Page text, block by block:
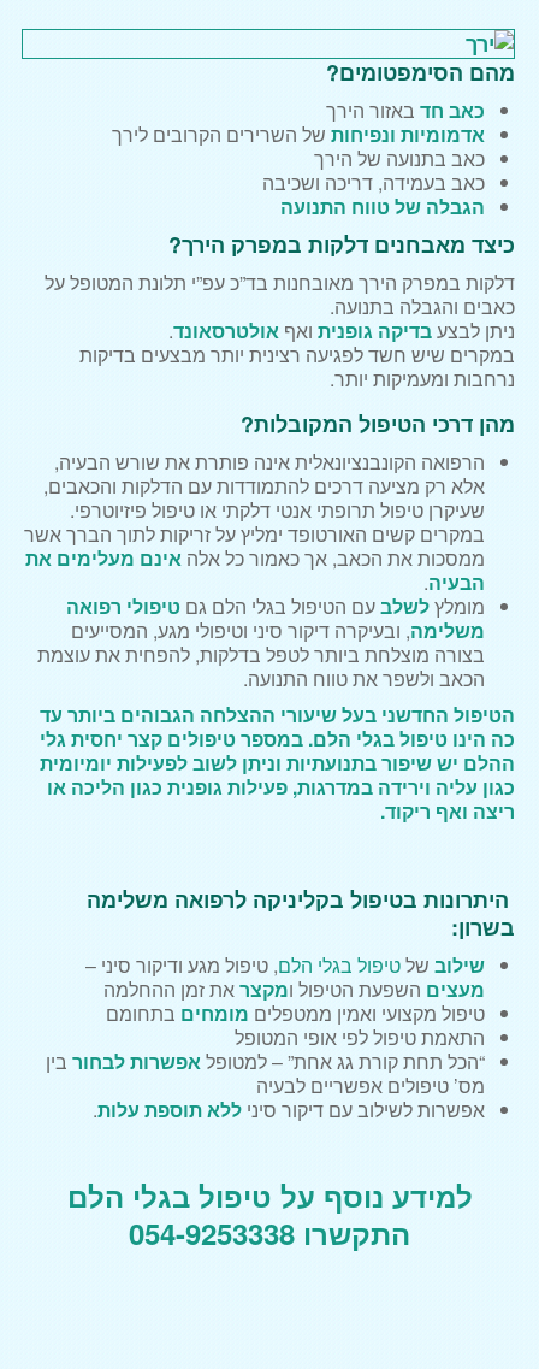
מהם הסימפטומים?
כאב חד באזור הירך
אדמומיות ונפיחות של השרירים הקרובים לירך
כאב בתנועה של הירך
כאב בעמידה, דריכה ושכיבה
הגבלה של טווח התנועה
כיצד מאבחנים דלקות במפרק הירך?
דלקות במפרק הירך מאובחנות בד”כ עפ”י תלונת המטופל על
כאבים והגבלה בתנועה.
ניתן לבצעבדיקה גופנית ואף אולטרסאונד.
במקרים שיש חשד לפגיעה רצינית יותר מבצעים בדיקות
נרחבות ומעמיקות יותר.
מהן דרכי הטיפול המקובלות?
הרפואה הקונבנציונאלית אינה פותרת את שורש הבעיה,
אלא רק מציעה דרכים להתמודדות עם הדלקות והכאבים,
שעיקרן טיפול תרופתי אנטי דלקתי או טיפול פיזיוטרפי.
במקרים קשים האורטופד ימליץ על זריקות לתוך הברך אשר
ממסכות את הכאב, אך כאמור כל אלה אינם מעלימים את
הבעיה.
מומלץלשלבעם הטיפול בגלי הלם גם טיפולי רפואה
משלימה, ובעיקרה דיקור סיני וטיפולי מגע, המסייעים
בצורה מוצלחת ביותר לטפל בדלקות, להפחית את עוצמת
הכאב ולשפר את טווח התנועה.
הטיפול החדשני בעל שיעורי ההצלחה הגבוהים ביותר עד
כה הינו טיפול בגלי הלם. במספר טיפולים קצר יחסית גלי
ההלם יש שיפור בתנועתיות וניתן לשוב לפעילות יומיומית
כגון עליה וירידה במדרגות, פעילות גופנית כגון הליכה או
ריצה ואף ריקוד.
היתרונות בטיפול בקליניקה לרפואה משלימה
בשרון:
שילוב שלטיפול בגלי הלם, טיפול מגע ודיקור סיני –
מעצים השפעת הטיפול ומקצראת זמן ההחלמה
טיפול מקצועי ואמין ממטפלים מומחים בתחומם
התאמת טיפול לפי אופי המטופל
“הכל תחת קורת גג אחת” – למטופלאפשרות לבחור בין
מס’ טיפולים אפשריים לבעיה
אפשרות לשילוב עם דיקור סיני ללא תוספת עלות.
למידע נוסף על טיפול בגלי הלם
התקשרו 054-9253338